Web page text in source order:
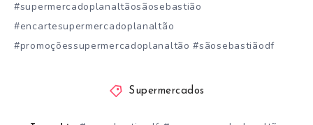
#supermercadoplanaltãosãosebastião
#encartesupermercadoplanaltão
#promoçõessupermercadoplanaltão #sãosebastiãodf
Supermercados